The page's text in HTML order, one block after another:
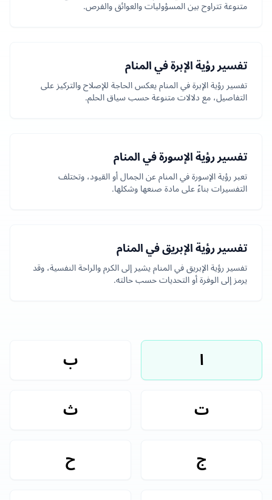
متنوعة تتراوح بين المسؤوليات والعوائق والفرص.
تفسير رؤية الإبرة في المنام
تفسير رؤية الإبرة في المنام يعكس الحاجة للإصلاح والتركيز على
التفاصيل، مع دلالات متنوعة حسب سياق الحلم.
تفسير رؤية الإسورة في المنام
تعبر رؤية الإسورة في المنام عن الجمال أو القيود، وتختلف
التفسيرات بناءً على مادة صنعها وشكلها.
تفسير رؤية الإبريق في المنام
تفسير رؤية الإبريق في المنام يشير إلى الكرم والراحة النفسية، وقد
يرمز إلى الوفرة أو التحديات حسب حالته.
ا ب
ت ث
ج ح